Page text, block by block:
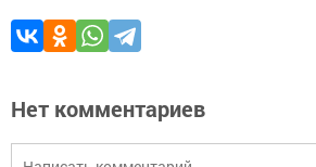
Нет комментариев